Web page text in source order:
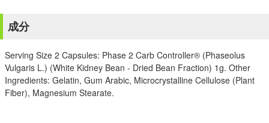
成分
Serving Size 2 Capsules: Phase 2 Carb Controller® (Phaseolus
Vulgaris L.) (White Kidney Bean - Dried Bean Fraction) 1g. Other
Ingredients: Gelatin, Gum Arabic, Microcrystalline Cellulose (Plant
Fiber), Magnesium Stearate.